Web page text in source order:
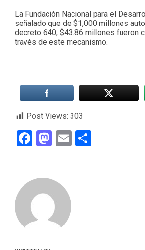
La Fundación Nacional para el
señalado que de $1,000 millones
decreto 640, $43.86 millones fueron
través de este mecanismo.
Post Views: 303
Facebook
Mastodon
Email